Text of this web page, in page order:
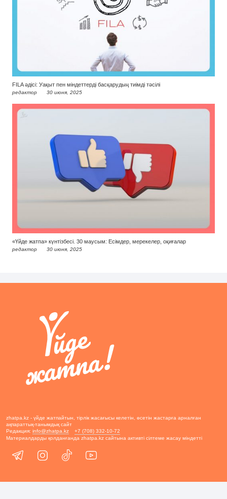
FILA әдісі: Уақыт пен міндеттерді басқарудың тиімді тәсілі
редактор 30 июня, 2025
«Үйде жатпа» күнтізбесі. 30 маусым: Есімдер, мерекелер, оқиғалар
редактор 30 июня, 2025
zhatpa.kz - үйде жатпайтын, тірлік жасағысы келетін, өсетін жастарға арналған
ақпараттық-танымдық сайт
Редакция: info@zhatpa.kz
+7 (708) 332-10-72
Материалдарды қолданғанда zhatpa.kz сайтына активті сілтеме жасау міндетті